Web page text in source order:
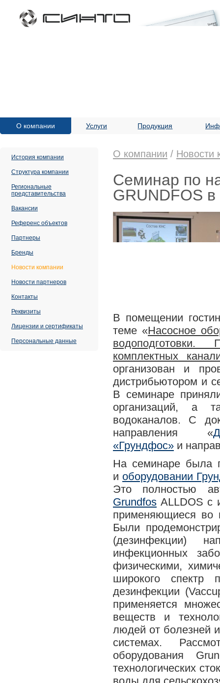
О компании Услуги Продукция
История компании
Структура компании
Региональные
представительства
Вакансии
Референс объектов
Партнеры
Бренды
Новости компании
Новости партнеров
Контакты
Реквизиты
Лицензии и сертификаты
Персональные данные
О компании / Новости
Семинар по
GRUNDFOS
В помещении
теме «Насосное
комплектных
организован и
дистрибьютором и
В семинаре
организаций, а
водоканалов. С
направления «
«Грундфос» и
На семинаре была
и оборудовании
Это полностью
Grundfos ALLDOS с
применяющиеся во
Были
(дезинфекции)
инфекционных
физическими,
широкого спектр
дезинфекции
применяется
веществ и
людей от болезней
системах.
оборудования
технологических